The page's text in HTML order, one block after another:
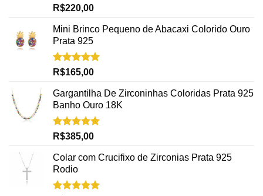
Avaliação
R$220,00
Mini Brinco Pequeno de Abacaxi Colorido Ouro
Prata 925
Avaliação
R$165,00
Gargantilha De Zirconinhas Coloridas Prata 925
Banho Ouro 18K
Avaliação
R$385,00
Colar com Crucifixo de Zirconias Prata 925
Rodio